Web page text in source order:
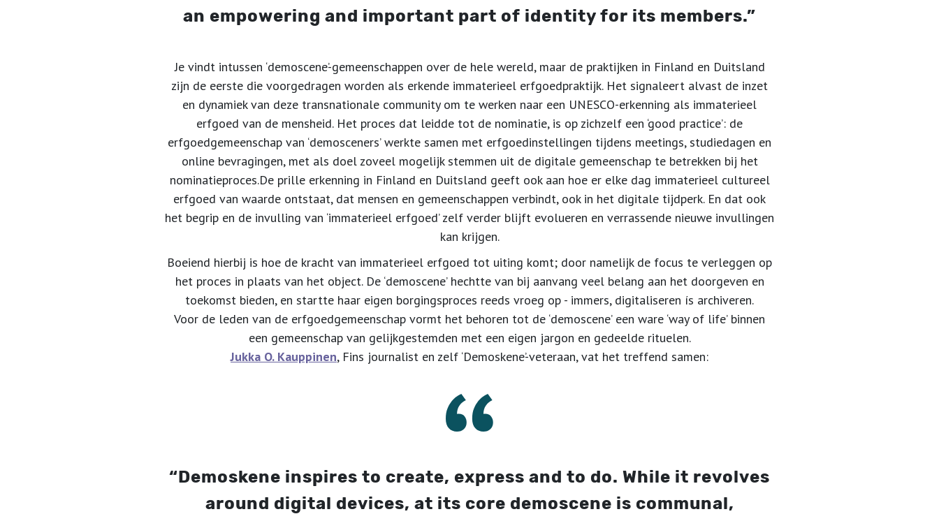
an empowering and important part of identity for its members.”
Je vindt intussen ‘demoscene’-gemeenschappen over de hele wereld, maar de praktijken in Finland en Duitsland
zijn de eerste die voorgedragen worden als erkende immaterieel erfgoedpraktijk. Het signaleert alvast de inzet
en dynamiek van deze transnationale community om te werken naar een UNESCO-erkenning als immaterieel
erfgoed van de mensheid. Het proces dat leidde tot de nominatie, is op zichzelf een ‘good practice’: de
erfgoedgemeenschap van ‘demosceners’ werkte samen met erfgoedinstellingen tijdens meetings, studiedagen en
online bevragingen, met als doel zoveel mogelijk stemmen uit de digitale gemeenschap te betrekken bij het
nominatieproces.De prille erkenning in Finland en Duitsland geeft ook aan hoe er elke dag immaterieel cultureel
erfgoed van waarde ontstaat, dat mensen en gemeenschappen verbindt, ook in het digitale tijdperk. En dat ook
het begrip en de invulling van ‘immaterieel erfgoed’ zelf verder blijft evolueren en verrassende nieuwe invullingen
kan krijgen.
Boeiend hierbij is hoe de kracht van immaterieel erfgoed tot uiting komt; door namelijk de focus te verleggen op
het proces in plaats van het object. De ‘demoscene’ hechtte van bij aanvang veel belang aan het doorgeven en
toekomst bieden, en startte haar eigen borgingsproces reeds vroeg op - immers, digitaliseren ís archiveren.
Voor de leden van de erfgoedgemeenschap vormt het behoren tot de ‘demoscene’ een ware ‘way of life’ binnen
een gemeenschap van gelijkgestemden met een eigen jargon en gedeelde rituelen.
Jukka O. Kauppinen, Fins journalist en zelf ‘Demoskene’-veteraan, vat het treffend samen:
“Demoskene inspires to create, express and to do. While it revolves
around digital devices, at its core demoscene is communal,